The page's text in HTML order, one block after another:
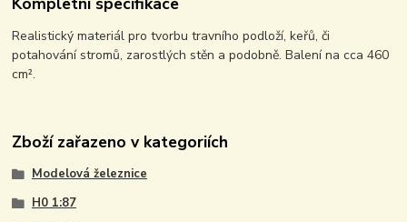
Realistický materiál pro tvorbu travního podloží, keřů, či
potahování stromů, zarostlých stěn a podobně. Balení na cca 460
cm².
Zboží zařazeno v kategoriích
Modelová železnice
H0 1:87